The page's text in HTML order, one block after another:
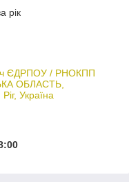
рік
ЄДРПОУ / РНОКПП
ОБЛАСТЬ,
Україна